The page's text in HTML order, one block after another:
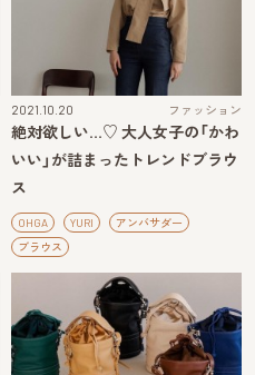
2021.10.20 ファッション
絶対欲しい…♡ 大人女子の「かわ
いい」が詰まったトレンドブラウ
ス
OHGA YURI
アンバサダー
ブラウス